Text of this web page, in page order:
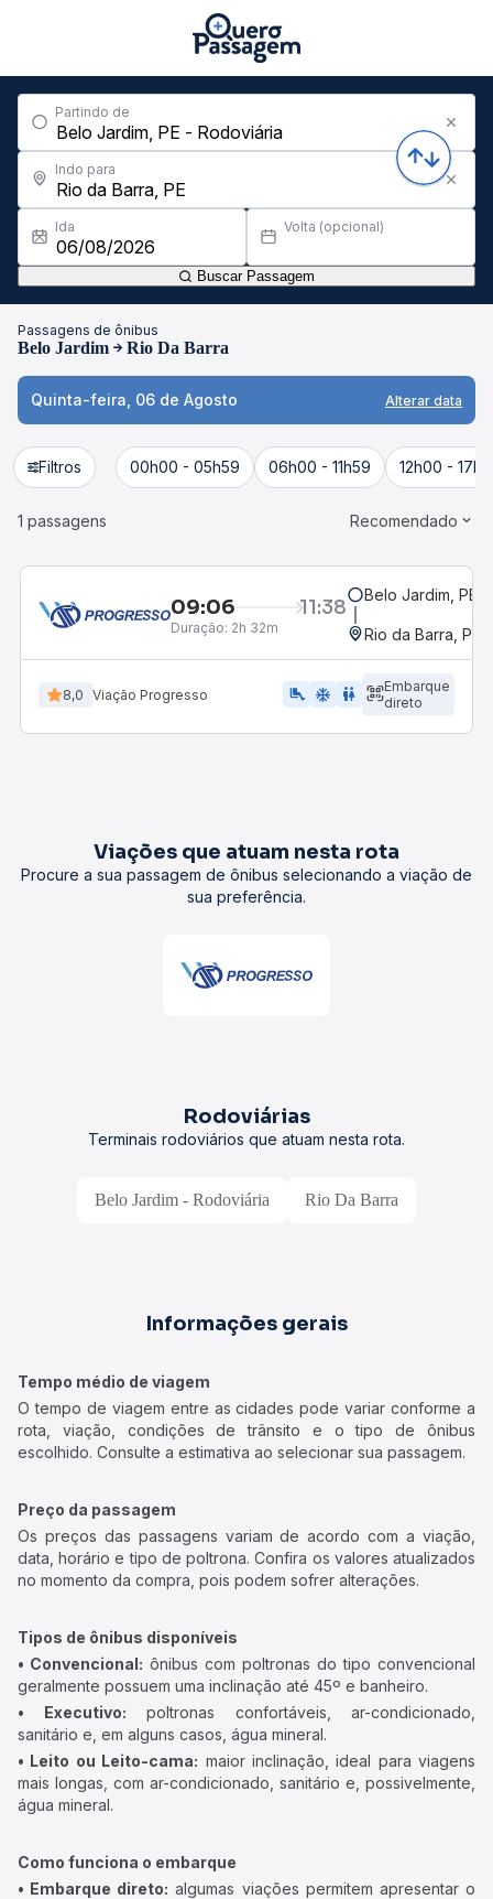
Partindo de
Indo para
Ida Volta (opcional)
Buscar Passagem
Passagens de ônibus
Belo Jardim Rio Da Barra
Quinta-feira, 06 de Agosto Alterar data
Filtros 00h00 - 05h59 06h00 - 11h59 12h00 -
1 passagens Recomendado
09:06 11:38
Duração: 2h 32m
Belo Jardim, PE
Rio da Barra, PE
8,0 Viação Progresso airline_seat_legroom_extra ac_unit wc
Embarque
direto
Viações que atuam nesta rota
Procure a sua passagem de ônibus selecionando a viação de
sua preferência.
Rodoviárias
Terminais rodoviários que atuam nesta rota.
Belo Jardim - Rodoviária Rio Da Barra
Informações gerais
Tempo médio de viagem
O tempo de viagem entre as cidades pode variar conforme a
rota, viação, condições de trânsito e o tipo de ônibus
escolhido. Consulte a estimativa ao selecionar sua passagem.
Preço da passagem
Os preços das passagens variam de acordo com a viação,
data, horário e tipo de poltrona. Confira os valores atualizados
no momento da compra, pois podem sofrer alterações.
Tipos de ônibus disponíveis
• Convencional: ônibus com poltronas do tipo convencional
geralmente possuem uma inclinação até 45º e banheiro.
• Executivo: poltronas confortáveis, ar-condicionado,
sanitário e, em alguns casos, água mineral.
• Leito ou Leito-cama: maior inclinação, ideal para viagens
mais longas, com ar-condicionado, sanitário e, possivelmente,
água mineral.
Como funciona o embarque
• Embarque direto: algumas viações permitem apresentar o